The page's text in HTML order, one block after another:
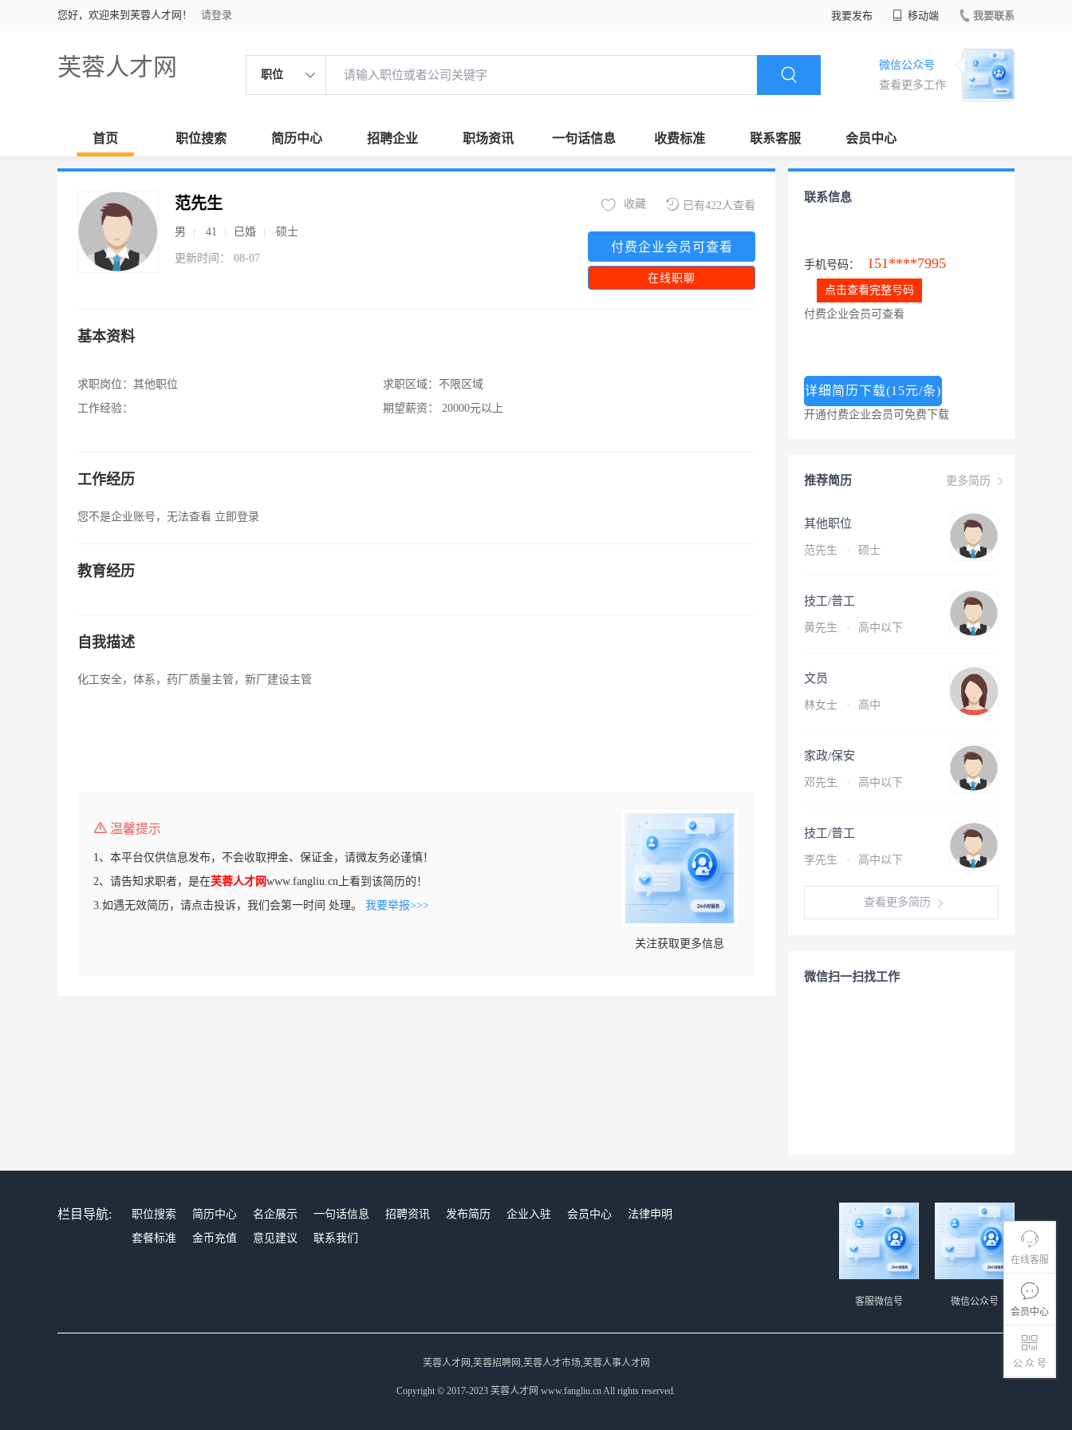
您好，欢迎来到芙蓉人才网！ 请登录 我要发布 移动端 我要联系
芙蓉人才网 职位
微信公众号
查看更多工作
首页 职位搜索 简历中心 招聘企业 职场资讯 一句话信息 收费标准 联系客服 会员中心
在线客服
会员中心
公 众 号
范先生
男 41 已婚 硕士
更新时间： 08-07
已有422人查看
收藏
付费企业会员可查看
在线职聊
基本资料
求职岗位： 其他职位
工作经验：
求职区域： 不限区域
期望薪资：
20000元以上
工作经历
您不是企业账号，无法查看 立即登录
教育经历
自我描述
化工安全，体系，药厂质量主管，新厂建设主管
温馨提示
1、本平台仅供信息发布，不会收取押金、保证金，请微友务必谨慎！
2、请告知求职者，是在芙蓉人才网www.fangliu.cn上看到该简历的！
3.如遇无效简历，请点击投诉，我们会第一时间 处理。 我要举报>>>
关注获取更多信息
联系信息
手机号码： 151****7995
点击查看完整号码
付费企业会员可查看
详细简历下载(15元/条)
开通付费企业会员可免费下载
更多简历
推荐简历
其他职位
范先生 · 硕士
技工/普工
黄先生 · 高中以下
文员
林女士 · 高中
家政/保安
邓先生 · 高中以下
技工/普工
李先生 · 高中以下
查看更多简历
微信扫一扫找工作
栏目导航: 职位搜索 简历中心 名企展示 一句话信息 招聘资讯 发布简历 企业入驻 会员中心
法律申明
套餐标准
金币充值 意见建议 联系我们
微信公众号
客服微信号
芙蓉人才网,芙蓉招聘网,芙蓉人才市场,芙蓉人事人才网
Copyright © 2017-2023 芙蓉人才网 www.fangliu.cn All rights reserved.